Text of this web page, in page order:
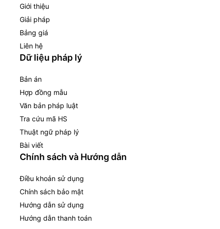
Giới thiệu
Giải pháp
Bảng giá
Liên hệ
Dữ liệu pháp lý
Bản án
Hợp đồng mẫu
Văn bản pháp luật
Tra cứu mã HS
Thuật ngữ pháp lý
Bài viết
Chính sách và Hướng dẫn
Điều khoản sử dụng
Chính sách bảo mật
Hướng dẫn sử dụng
Hướng dẫn thanh toán